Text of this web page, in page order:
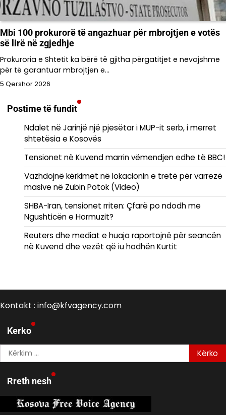
Mbi 100 prokurorë të angazhuar për mbrojtjen e votës
së lirë në zgjedhje
Prokuroria e Shtetit ka bërë të gjitha përgatitjet e nevojshme
për të garantuar mbrojtjen e…
5 Qershor 2026
Postime të fundit
Ndalet në Jarinjë një pjesëtar i MUP-it serb, i merret
shtetësia e Kosovës
Tensionet në Kuvend marrin vëmendjen edhe të BBC!
Vazhdojnë kërkimet në lokacionin e tretë për varrezë
masive në Zubin Potok (Video)
SHBA-Iran, tensionet rriten: Çfarë po ndodh me
Ngushticën e Hormuzit?
Reuters dhe mediat e huaja raportojnë për seancën
në Kuvend dhe vezët që iu hodhën Kurtit
Kontakt : info@kfvagency.com
Kerko
Kërko
për:
Rreth nesh